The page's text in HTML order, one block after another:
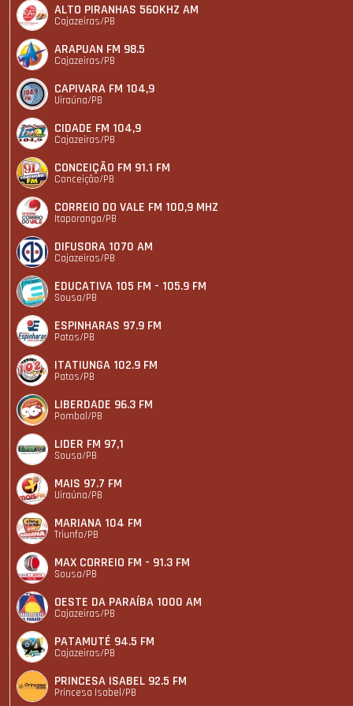
ALTO PIRANHAS 560KHZ AM
Cajazeiras/PB
ARAPUAN FM 98.5
Cajazeiras/PB
CAPIVARA FM 104,9
Uiraúna/PB
CIDADE FM 104,9
Cajazeiras/PB
CONCEIÇÃO FM 91.1 FM
Conceição/PB
CORREIO DO VALE FM 100,9 MHZ
Itaporanga/PB
DIFUSORA 1070 AM
Cajazeiras/PB
EDUCATIVA 105 FM - 105.9 FM
Sousa/PB
ESPINHARAS 97.9 FM
Patos/PB
ITATIUNGA 102.9 FM
Patos/PB
LIBERDADE 96.3 FM
Pombal/PB
LIDER FM 97,1
Sousa/PB
MAIS 97.7 FM
Uiraúna/PB
MARIANA 104 FM
Triunfo/PB
MAX CORREIO FM - 91.3 FM
Sousa/PB
OESTE DA PARAÍBA 1000 AM
Cajazeiras/PB
PATAMUTÉ 94.5 FM
Cajazeiras/PB
PRINCESA ISABEL 92.5 FM
Princesa Isabel/PB